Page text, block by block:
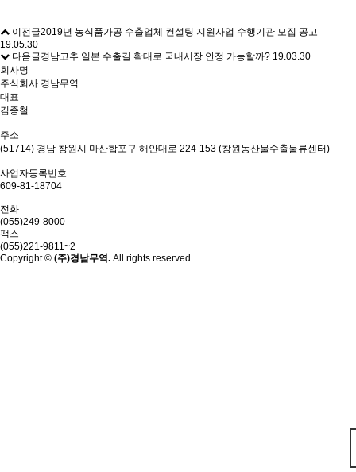
이전글2019년 농식품가공 수출업체 컨설팅 지원사업 수행기관 모집 공고
19.05.30
다음글경남고추 일본 수출길 확대로 국내시장 안정 가능할까? 19.03.30
회사명
주식회사 경남무역
대표
김종철
주소
(51714) 경남 창원시 마산합포구 해안대로 224-153 (창원농산물수출물류센터)
사업자등록번호
609-81-18704
전화
(055)249-8000
팩스
(055)221-9811~2
Copyright © (주)경남무역. All rights reserved.